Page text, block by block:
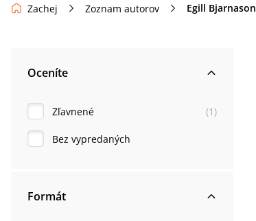
Zachej Zoznam autorov Egill Bjarnason
Oceníte
Zľavnené (1 )
Bez vypredaných
Formát